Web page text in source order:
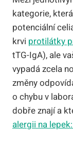
kategorie,
potenciální
krvi protilátky
tTG-IgA), ale
vypadá zcela
změny
o chybu v
dobře znají a
alergii na